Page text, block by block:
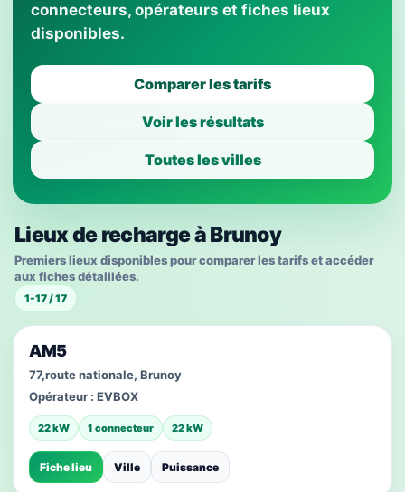
connecteurs, opérateurs et fiches lieux
disponibles.
Comparer les tarifs
Voir les résultats
Toutes les villes
Lieux de recharge à Brunoy
Premiers lieux disponibles pour comparer les tarifs et accéder
aux fiches détaillées.
1-17 / 17
AM5
77,route nationale, Brunoy
Opérateur : EVBOX
22 kW 1 connecteur 22 kW
Fiche lieu Ville Puissance